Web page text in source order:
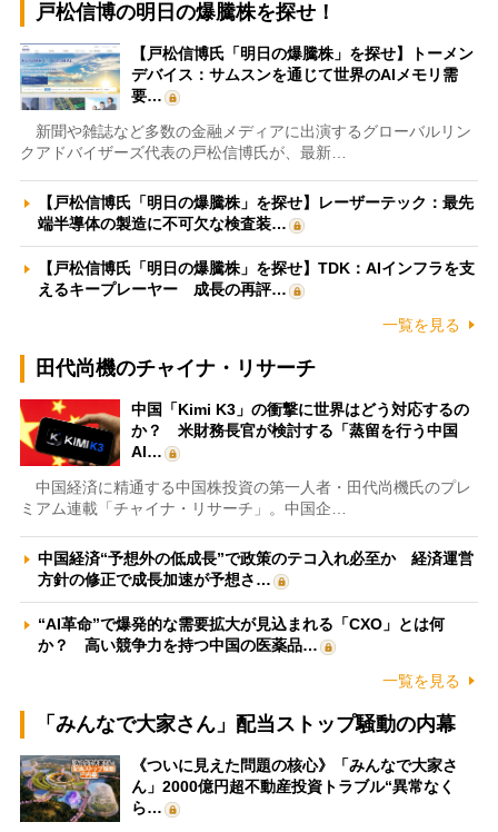
戸松信博の明日の爆騰株を探せ！
【戸松信博氏「明日の爆騰株」を探せ】トーメン
デバイス：サムスンを通じて世界のAIメモリ需
要…
新聞や雑誌など多数の金融メディアに出演するグローバルリン
クアドバイザーズ代表の戸松信博氏が、最新…
【戸松信博氏「明日の爆騰株」を探せ】レーザーテック：最先
端半導体の製造に不可欠な検査装…
【戸松信博氏「明日の爆騰株」を探せ】TDK：AIインフラを支
えるキープレーヤー 成長の再評…
一覧を見る
田代尚機のチャイナ・リサーチ
中国「Kimi K3」の衝撃に世界はどう対応するの
か？ 米財務長官が検討する「蒸留を行う中国
AI…
中国経済に精通する中国株投資の第一人者・田代尚機氏のプレ
ミアム連載「チャイナ・リサーチ」。中国企…
中国経済“予想外の低成長”で政策のテコ入れ必至か 経済運営
方針の修正で成長加速が予想さ…
“AI革命”で爆発的な需要拡大が見込まれる「CXO」とは何
か？ 高い競争力を持つ中国の医薬品…
一覧を見る
「みんなで大家さん」配当ストップ騒動の内幕
《ついに見えた問題の核心》「みんなで大家さ
ん」2000億円超不動産投資トラブル“異常なく
ら…